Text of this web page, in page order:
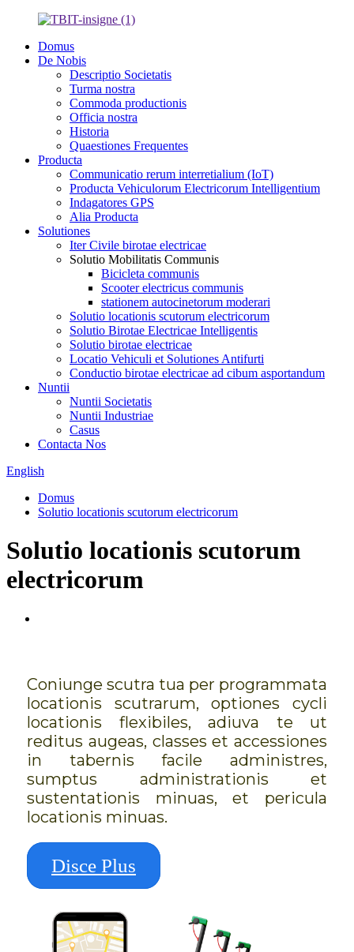
Domus
De Nobis
Descriptio Societatis
Turma nostra
Commoda productionis
Officia nostra
Historia
Quaestiones Frequentes
Producta
Communicatio rerum interretialium (IoT)
Producta Vehiculorum Electricorum Intelligentium
Indagatores GPS
Alia Producta
Solutiones
Iter Civile birotae electricae
Solutio Mobilitatis Communis
Bicicleta communis
Scooter electricus communis
stationem autocinetorum moderari
Solutio locationis scutorum electricorum
Solutio Birotae Electricae Intelligentis
Solutio birotae electricae
Locatio Vehiculi et Solutiones Antifurti
Conductio birotae electricae ad cibum asportandum
Nuntii
Nuntii Societatis
Nuntii Industriae
Casus
Contacta Nos
English
Domus
Solutio locationis scutorum electricorum
Solutio locationis scutorum
electricorum
Coniunge scutra tua per programmata
locationis scutrarum, optiones cycli
locationis flexibiles, adiuva te ut
reditus augeas, classes et accessiones
in tabernis facile administres,
sumptus administrationis et
sustentationis minuas, et pericula
locationis minuas.
Disce Plus